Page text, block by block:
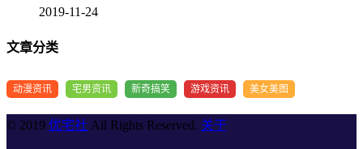
2019-11-24
文章分类
动漫资讯 宅男资讯 新奇搞笑 游戏资讯 美女美图
© 2019 优宅社 All Rights Reserved. 关于